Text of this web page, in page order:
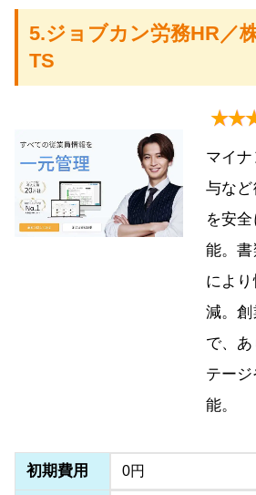
5.ジョブカン労務HR／
TS
マイ
与な
を安
能。
によ
減。創
で、
テー
能。
初期費用 0円